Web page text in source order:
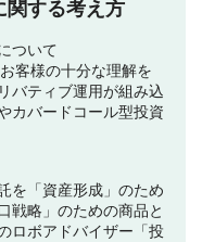
関する考え方
ついて
客様の十分な理解を
バティブ運用が組み込
カバードコール型投資
を「資産形成」のため
戦略」のための商品と
ロボアドバイザー「投